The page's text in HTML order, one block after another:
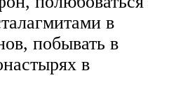
в
побывать в
в